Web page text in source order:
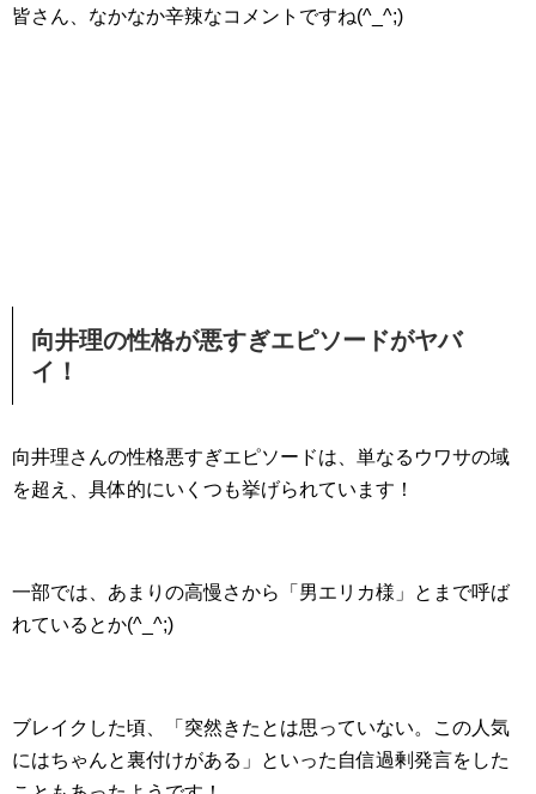
皆さん、なかなか辛辣なコメントですね(^_^;)
向井理の性格が悪すぎエピソードがヤバ
イ！
向井理さんの性格悪すぎエピソードは、単なるウワサの域
を超え、具体的にいくつも挙げられています！
一部では、あまりの高慢さから「男エリカ様」とまで呼ば
れているとか(^_^;)
ブレイクした頃、「突然きたとは思っていない。この人気
にはちゃんと裏付けがある」といった自信過剰発言をした